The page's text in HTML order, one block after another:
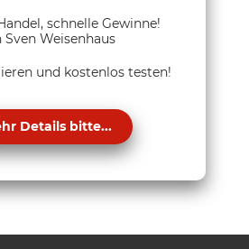
schnelle Gewinne!
Sven Weisenhaus
und kostenlos testen!
Details bitte...